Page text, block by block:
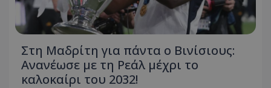
Στη Μαδρίτη για πάντα ο Βινίσιους:
Ανανέωσε με τη Ρεάλ μέχρι το
καλοκαίρι του 2032!